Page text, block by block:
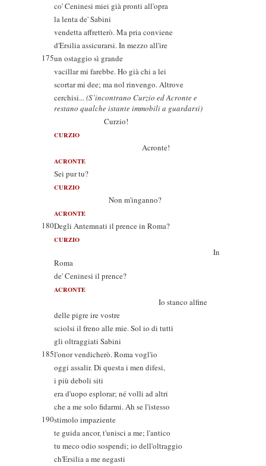
co' Ceninesi miei già pronti all'opra
la lenta de' Sabini
vendetta affretterò. Ma pria conviene
d'Ersilia assicurarsi. In mezzo all'ire
175un ostaggio sì grande
vacillar mi farebbe. Ho già chi a lei
scortar mi dee; ma nol rinvengo. Altrove
cerchisi...(S’incontrano Curzio ed Acronte e
restano qualche istante immobili a guardarsi)
Curzio!
CURZIO
Acronte!
ACRONTE
Sei pur tu?
CURZIO
Non m'inganno?
ACRONTE
180Degli Antemnati il prence in Roma?
CURZIO
In
Roma
de' Ceninesi il prence?
ACRONTE
Io stanco alfine
delle pigre ire vostre
sciolsi il freno alle mie. Sol io di tutti
gli oltraggiati Sabini
185l'onor vendicherò. Roma vogl'io
oggi assalir. Di questa i men difesi,
i più deboli siti
era d'uopo esplorar; né volli ad altri
che a me solo fidarmi. Ah se l'istesso
190stimolo impaziente
te guida ancor, t'unisci a me; l'antico
tu meco odio sospendi; io dell'oltraggio
ch'Ersilia a me negasti